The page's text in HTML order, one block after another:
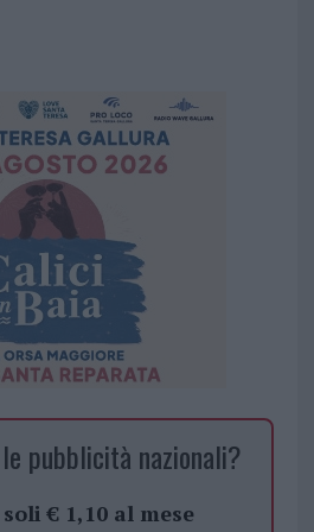
pubblicità nazionali?
soli € 1,10 al mese